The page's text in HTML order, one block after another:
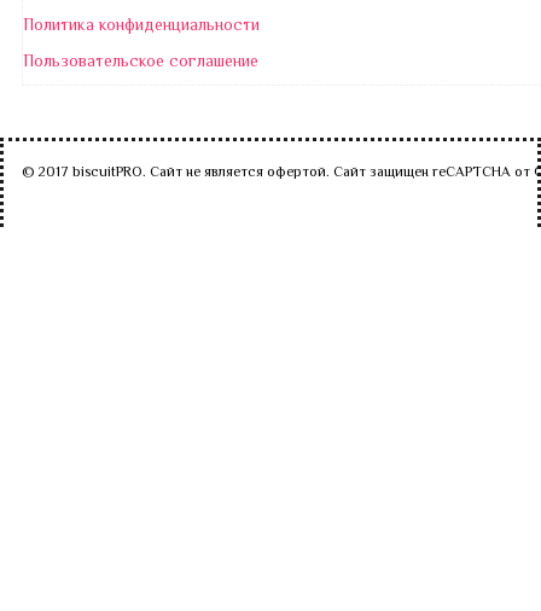
Политика конфиденциальности
Пользовательское соглашение
© 2017 biscuitPRO. Сайт не является офертой. Сайт защищен reCAPTCHA от